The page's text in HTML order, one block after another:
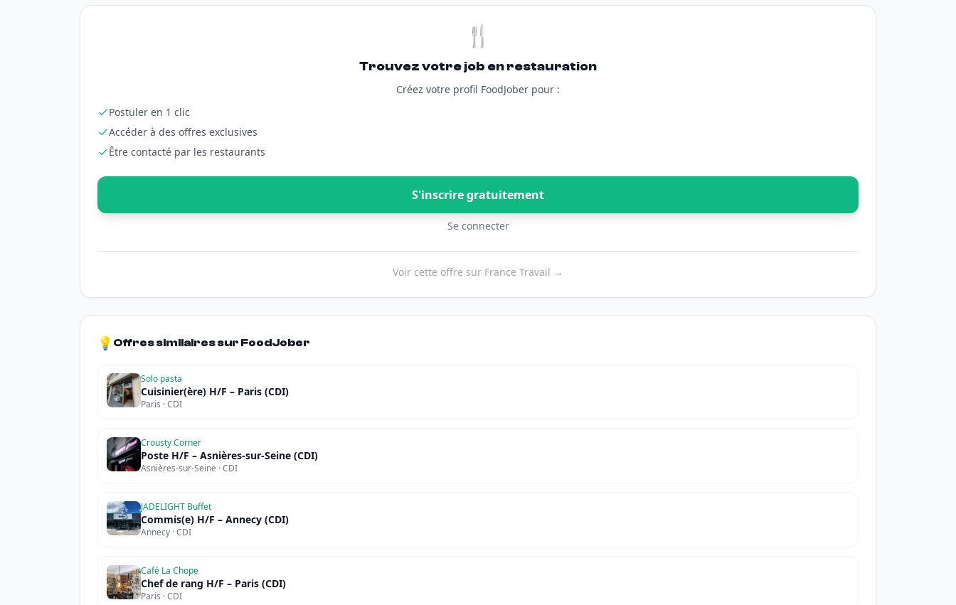
🍴
Trouvez votre job en restauration
Créez votre profil FoodJober pour :
Postuler en 1 clic
Accéder à des offres exclusives
Être contacté par les restaurants
S'inscrire gratuitement
Se connecter
Voir cette offre sur France Travail →
💡 Offres similaires sur FoodJober
Solo pasta
Cuisinier(ère) H/F – Paris (CDI)
Paris · CDI
Crousty Corner
Poste H/F – Asnières-sur-Seine (CDI)
Asnières-sur-Seine · CDI
JADELIGHT Buffet
Commis(e) H/F – Annecy (CDI)
Annecy · CDI
Café La Chope
Chef de rang H/F – Paris (CDI)
Paris · CDI